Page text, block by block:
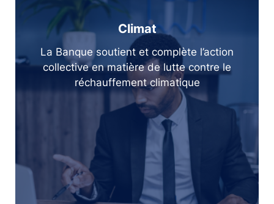
Climat
La Banque soutient et complète l’action
collective en matière de lutte contre le
réchauffement climatique